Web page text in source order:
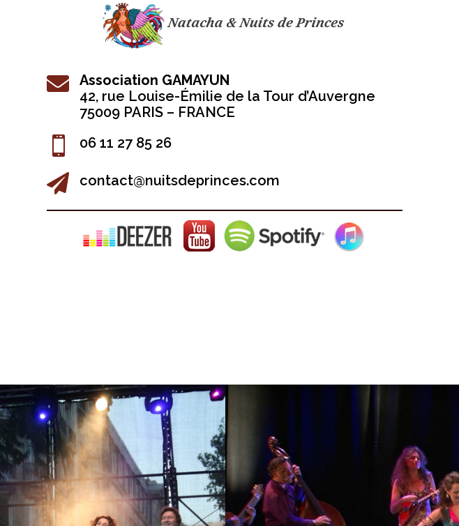

Association GAMAYUN
42, rue Louise-Émilie de la Tour d’Auvergne
75009 PARIS – FRANCE
 06 11 27 85 26
 contact@nuitsdeprinces.com